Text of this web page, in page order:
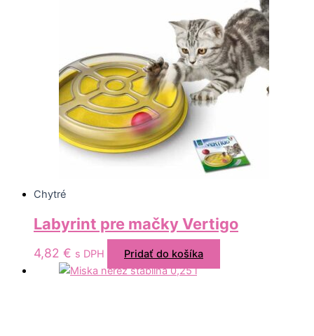
Chytré
Labyrint pre mačky Vertigo
4,82 € s DPH Pridať do košíka